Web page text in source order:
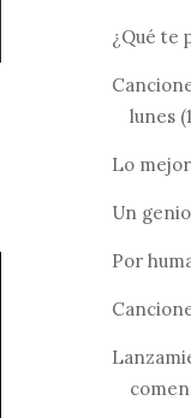
¿Qué te
lunes
Lo
Un
Por